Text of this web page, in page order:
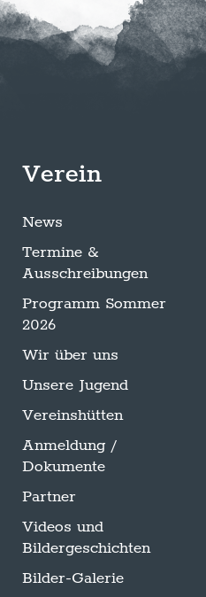
Verein
News
Termine &
Ausschreibungen
Programm Sommer
2026
Wir über uns
Unsere Jugend
Vereinshütten
Anmeldung /
Dokumente
Partner
Videos und
Bildergeschichten
Bilder-Galerie